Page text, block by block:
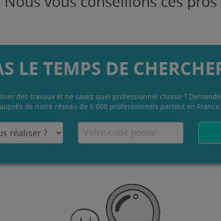
LE TEMPS DE
des travaux et ne savez quel professionnel choisir ?
auprès de notre réseau de 5 000 professionnels partout en France.